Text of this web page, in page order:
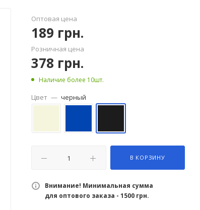
Оптовая цена
189 грн.
Розничная цена
378 грн.
Наличие более 10шт.
Цвет — черный
В КОРЗИНУ
Внимание! Минимальная сумма
для оптового заказа - 1500 грн.